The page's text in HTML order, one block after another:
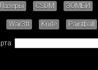
CSDM ЗОМБИ
War3ft Knife Paintball